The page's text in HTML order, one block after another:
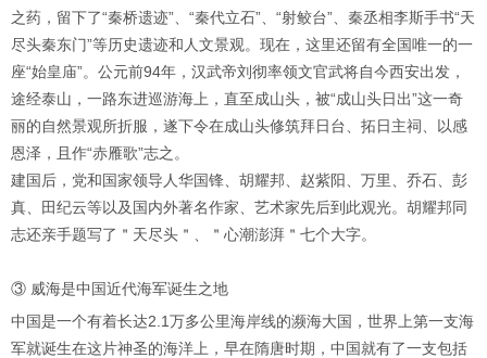
之药，留下了“秦桥遗迹”、“秦代立石”、“射鲛台”、秦丞相李斯手书“天
尽头秦东门”等历史遗迹和人文景观。现在，这里还留有全国唯一的一
座“始皇庙”。公元前94年，汉武帝刘彻率领文官武将自今西安出发，
途经泰山，一路东进巡游海上，直至成山头，被“成山头日出”这一奇
丽的自然景观所折服，遂下令在成山头修筑拜日台、拓日主祠、以感
恩泽，且作“赤雁歌”志之。
建国后，党和国家领导人华国锋、胡耀邦、赵紫阳、万里、乔石、彭
真、田纪云等以及国内外著名作家、艺术家先后到此观光。胡耀邦同
志还亲手题写了＂天尽头＂、＂心潮澎湃＂七个大字。
③ 威海是中国近代海军诞生之地
中国是一个有着长达2.1万多公里海岸线的濒海大国，世界上第一支海
军就诞生在这片神圣的海洋上，早在隋唐时期，中国就有了一支包括